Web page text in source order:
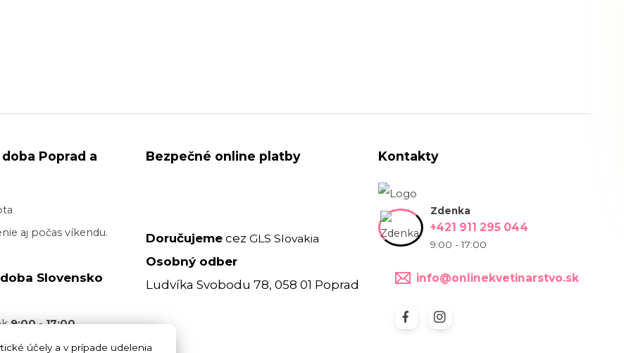
Poprad a
aj počas víkendu.
Slovensko
9:00 - 17:00
deň je realizované
Bezpečné online platby
Doručujeme cezGLS Slovakia
Osobný odber
Ludvíka Svobodu 78, 058 01 Poprad
Kontakty
Zdenka
+421 911 295 044
9:00 - 17:00
info@onlinekvetinarstvo.sk
účely a v prípade udelenia